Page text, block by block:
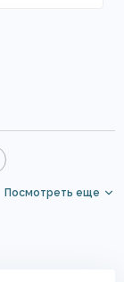
Посмотреть еще